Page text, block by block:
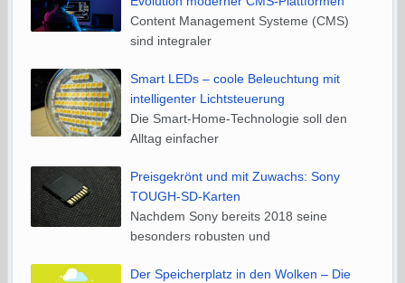
Content Management Systeme (CMS)
sind integraler
Smart LEDs – coole Beleuchtung mit
intelligenter Lichtsteuerung
Die Smart-Home-Technologie soll den
Alltag einfacher
Preisgekrönt und mit Zuwachs: Sony
TOUGH-SD-Karten
Nachdem Sony bereits 2018 seine
besonders robusten und
Der Speicherplatz in den Wolken – Die